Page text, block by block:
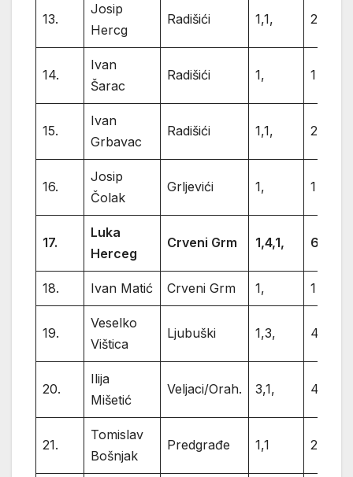
13.
Josip
Hercg
Radišići 1,1, 2
14.
Ivan
Šarac
Radišići 1, 1
15.
Ivan
Grbavac
Radišići 1,1, 2
16.
Josip
Čolak
Grljevići 1, 1
17.
Luka
Herceg
Crveni Grm 1,4,1, 6
18. Ivan Matić Crveni Grm 1, 1
19.
Veselko
Vištica
Ljubuški 1,3, 4
20.
Ilija
Mišetić
Veljaci/Orah. 3,1, 4
21.
Tomislav
Bošnjak
Predgrađe 1,1 2